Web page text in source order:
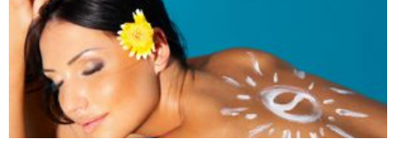
კატეგორიები